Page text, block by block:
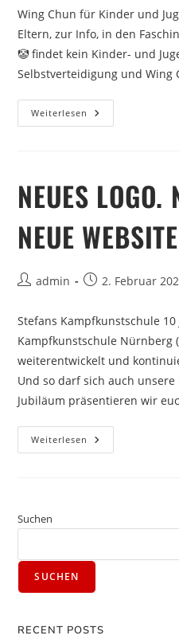
Wing Chun für Kinder und
Eltern, zur Info, in den
🤡 findet kein Kinder- und
Selbstverteidigung und Wing
Weiterlesen
NEUES LOGO.
NEUE
admin 2. Februar
Stefans Kampfkunstschule 10
Kampfkunstschule Nürnberg
weiterentwickelt und
Und so darf sich auch
Jubiläum präsentieren wir
Weiterlesen
Suchen
SUCHEN
RECENT POSTS